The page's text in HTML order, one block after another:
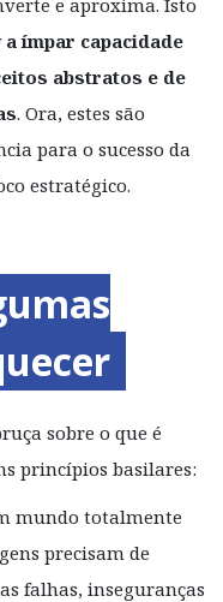
a ímpar capacidade
abstratos e de
. Ora, estes são
para o sucesso da
estratégico.
sobre o que é
princípios basilares:
mundo totalmente
precisam de
falhas, inseguranças